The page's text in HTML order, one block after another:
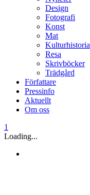
Design
Fotografi
Konst
Mat
Kulturhistoria
Resa
Skrivböcker
Trädgård
Författare
Pressinfo
Aktuellt
Om oss
1
Loading...